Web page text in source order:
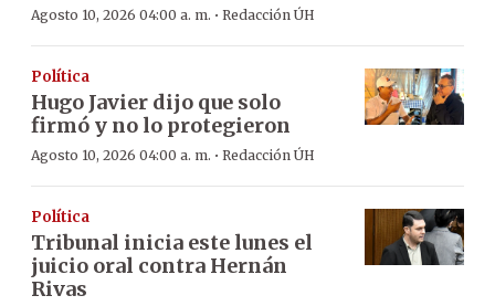
Agosto 10, 2026 04:00 a. m. · Redacción ÚH
Política
Hugo Javier dijo que solo
firmó y no lo protegieron
Agosto 10, 2026 04:00 a. m. · Redacción ÚH
Política
Tribunal inicia este lunes el
juicio oral contra Hernán
Rivas